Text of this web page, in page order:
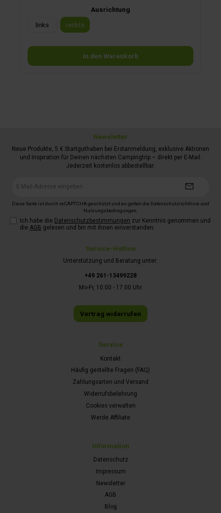
Ausrichtung
links
rechts
In den Warenkorb
Service-Hotline
Unterstützung und Beratung unter:
+49 261-13499228
Mo-Fr, 10:00 - 17:00 Uhr
Vertrag widerrufen
Service
Kontakt
Häufig gestellte Fragen (FAQ)
Zahlungsarten und Versand
Widerrufsbelehrung
Cookies verwalten
Werde Affiliate
Information
Datenschutz
Impressum
Newsletter
AGB
Blog
Newsletter
Neue Produkte, 5 € Startguthaben bei Erstanmeldung, exklusive Aktionen
und Inspiration für Deinen nächsten Campingtrip – direkt per E-Mail.
Jederzeit kostenlos abbestellbar.
Diese Seite ist durch reCAPTCHA geschützt und es gelten die Datenschutzrichtlinie und
Nutzungsbedingungen
Ich habe die Datenschutzbestimmungen zur Kenntnis genommen und
die AGB gelesen und bin mit ihnen einverstanden.